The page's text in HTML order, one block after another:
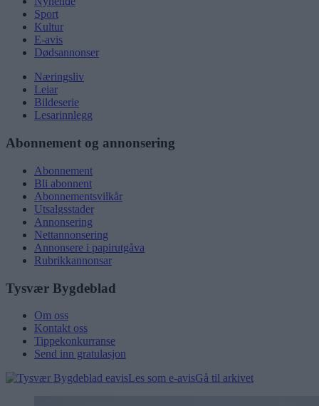
Sport
Kultur
E-avis
Dødsannonser
Næringsliv
Leiar
Bildeserie
Lesarinnlegg
Abonnement og annonsering
Abonnement
Bli abonnent
Abonnementsvilkår
Utsalgsstader
Annonsering
Nettannonsering
Annonsere i papirutgåva
Rubrikkannonsar
Tysvær Bygdeblad
Om oss
Kontakt oss
Tippekonkurranse
Send inn gratulasjon
Les som e-avisGå til arkivet